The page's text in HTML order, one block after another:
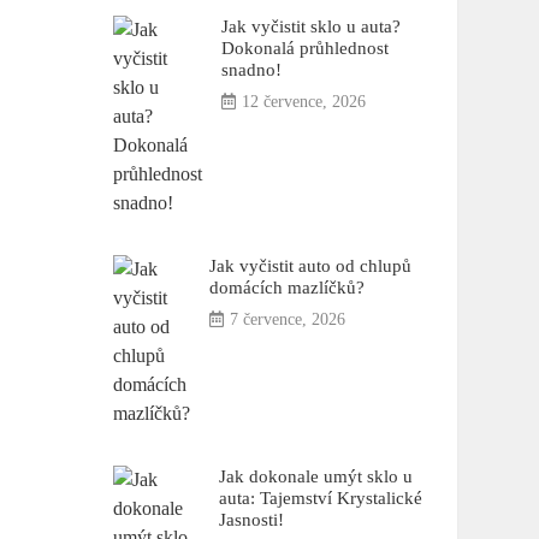
Jak vyčistit sklo u auta?
Dokonalá průhlednost
snadno!
12 července, 2026
Jak vyčistit auto od chlupů
domácích mazlíčků?
7 července, 2026
Jak dokonale umýt sklo u
auta: Tajemství Krystalické
Jasnosti!